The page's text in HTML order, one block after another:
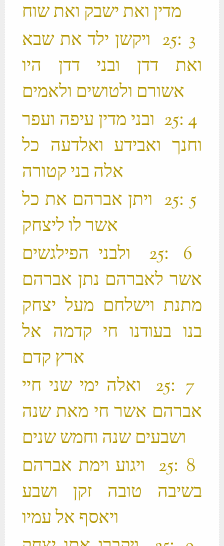
‫ 3 ׃25 ויקשן ילד את שבא
ואת דדן ובני דדן היו
‫ 4 ׃25 ובני מדין עיפה ועפר
וחנך ואבידע ואלדעה כל
‫ 5 ׃25 ויתן אברהם את כל
‫ 6 ׃25 ולבני הפילגשים
אשר לאברהם נתן אברהם
מתנת וישלחם מעל יצחק
בנו בעודנו חי קדמה אל
‫ 7 ׃25 ואלה ימי שני חיי
אברהם אשר חי מאת שנה
‫ 8 ׃25 ויגוע וימת אברהם
בשיבה טובה זקן ושבע